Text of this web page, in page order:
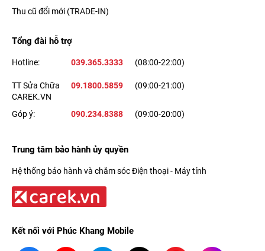
Hệ thống camera chính là điều mà người dùng ưng ý nhất trên
12 Prothì người dùng lại càng hài lòng hơn nữa.
MP, nhưng nhờ sự kết hợp giữa
Thu cũ đổi mới (TRADE-IN)
Tổng đài hỗ trợ
Hotline: 039.365.3333 (08:00-22:00)
TT Sửa Chữa
CAREK.VN
09.1800.5859 (09:00-21:00)
Góp ý: 090.234.8388 (09:00-20:00)
Trung tâm bảo hành ủy quyền
Hệ thống bảo hành và chăm sóc Điện thoại - Máy tính
Kết nối với Phúc Khang Mobile